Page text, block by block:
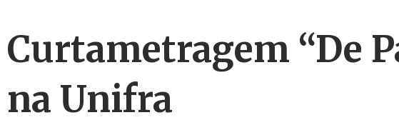
Curtametragem “De
na Unifra